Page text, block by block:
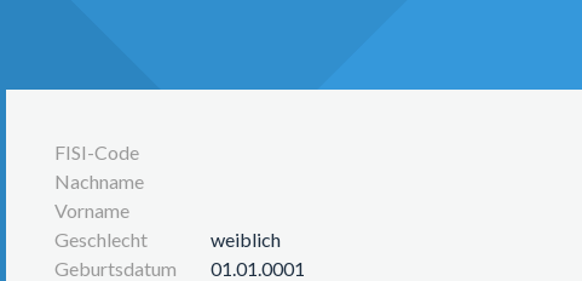
FISI-Code
Nachname
Vorname
Geschlecht
weiblich
Geburtsdatum
01.01.0001